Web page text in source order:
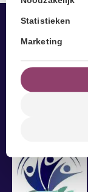
Statistieken
Marketing